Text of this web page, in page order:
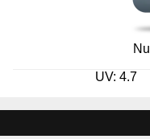
UV: 4.7